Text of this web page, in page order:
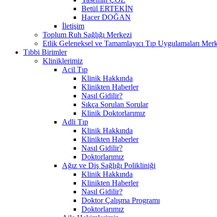
Betül ERTEKİN
Hacer DOĞAN
İletişim
Toplum Ruh Sağlığı Merkezi
Etlik Geleneksel ve Tamamlayıcı Tıp Uygulamaları
Tıbbi Birimler
Kliniklerimiz
Acil Tıp
Klinik Hakkında
Klinikten Haberler
Nasıl Gidilir?
Sıkça Sorulan Sorular
Klinik Doktorlarımız
Adli Tıp
Klinik Hakkında
Klinikten Haberler
Nasıl Gidilir?
Doktorlarımız
Ağız ve Diş Sağlığı Polikliniği
Klinik Hakkında
Klinikten Haberler
Nasıl Gidilir?
Doktor Çalışma Programı
Doktorlarımız